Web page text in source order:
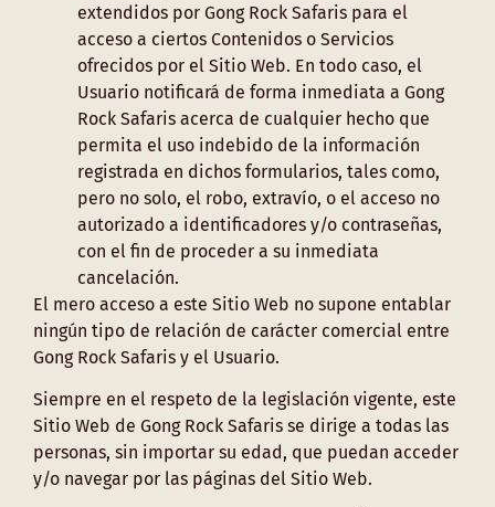
extendidos por Gong Rock Safaris para el
acceso a ciertos Contenidos o Servicios
ofrecidos por el Sitio Web. En todo caso, el
Usuario notificará de forma inmediata a Gong
Rock Safaris acerca de cualquier hecho que
permita el uso indebido de la información
registrada en dichos formularios, tales como,
pero no solo, el robo, extravío, o el acceso no
autorizado a identificadores y/o contraseñas,
con el fin de proceder a su inmediata
cancelación.
El mero acceso a este Sitio Web no supone entablar
ningún tipo de relación de carácter comercial entre
Gong Rock Safaris y el Usuario.
Siempre en el respeto de la legislación vigente, este
Sitio Web de Gong Rock Safaris se dirige a todas las
personas, sin importar su edad, que puedan acceder
y/o navegar por las páginas del Sitio Web.